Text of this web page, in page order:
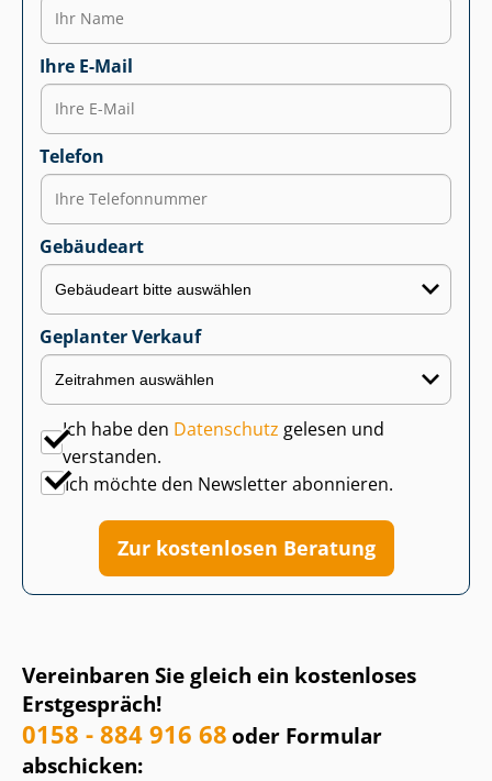
Vereinbaren Sie gleich ein kostenloses
Erstgespräch!
0158 - 884 916 68oder Formular
abschicken:
Ihre E-Mail
Telefon
Gebäudeart
Geplanter Verkauf
Ich habe den Datenschutz gelesen und
verstanden.
Ich möchte den Newsletter abonnieren.
Zur kostenlosen Beratung